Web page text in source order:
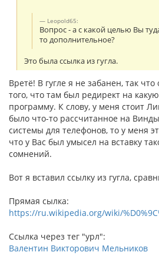
Leopold65:
Вопрос - а с какой целью Вы
то дополнительное?
Это была ссылка из гугла.
Вретё! В гугле я не забанен, так
того, что там был редирект на
программу. К слову, у меня стоит
было что-то рассчитанное на
системы для телефонов, то у меня
что у Вас был умысел на вставку
сомнений.
Вот я вставил ссылку из гугла,
Прямая сылка:
https://ru.wikipedia.org/wiki/
Ссылка через тег "урл":
Валентин Викторович Мельников